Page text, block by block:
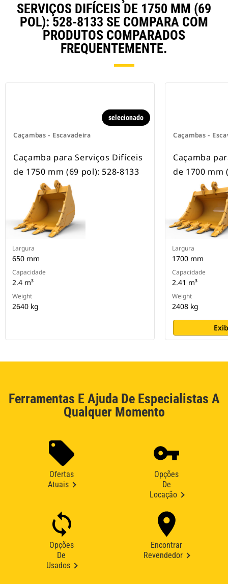
rodas.
SERVIÇOS DIFÍCEIS DE 1750 MM (69
POL): 528-8133 SE COMPARA COM
PRODUTOS COMPARADOS
FREQUENTEMENTE.
Caçambas - Escavadeira
selecionado
Caçamba para Serviços Difíceis
de 1750 mm (69 pol): 528-8133
Largura
650 mm
Capacidade
2.4 m³
Weight
2640 kg
Caçambas -
Caçamba
de 1700 mm
Largura
1700 mm
Capacidade
2.41 m³
Weight
2408 kg
Ferramentas E Ajuda De Especialistas A
Qualquer Momento
Ofertas
Atuais
Opções
De
Locação
Opções
De
Usados
Encontrar
Revendedor